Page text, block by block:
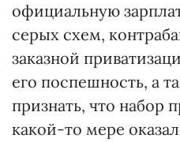
официальную
серых схем,
заказной
его поспешность, а
признать, что набор
какой-то мере